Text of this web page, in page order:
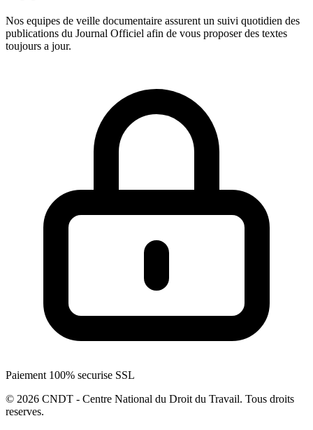
Nos equipes de veille documentaire assurent un suivi quotidien des
publications du Journal Officiel afin de vous proposer des textes
toujours a jour.
Paiement 100% securise SSL
© 2026 CNDT - Centre National du Droit du Travail. Tous droits
reserves.